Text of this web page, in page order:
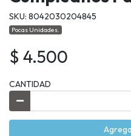
SKU: 8042030204845
Pocas Unidades.
$ 4.500
CANTIDAD